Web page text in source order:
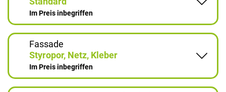
Im Preis inbegriffen
Fassade
Styropor, Netz, Kleber
Im Preis inbegriffen